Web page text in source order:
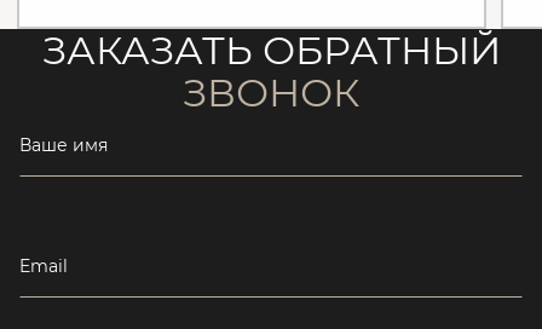
ЗАКАЗАТЬ ОБРАТНЫЙ
ЗВОНОК
Ваше имя
Email